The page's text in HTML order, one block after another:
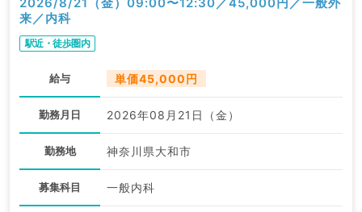
来／内科
駅近・徒歩圏内
給与 単価45,000円
勤務月日 2026年08月21日（金）
勤務地 神奈川県大和市
募集科目 一般内科